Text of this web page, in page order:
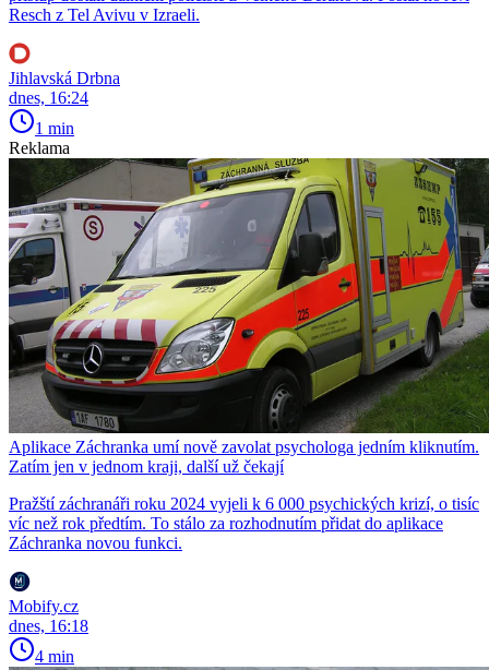
Resch z Tel Avivu v Izraeli.
Jihlavská Drbna
dnes, 16:24
1 min
Reklama
Aplikace Záchranka umí nově zavolat psychologa jedním kliknutím.
Zatím jen v jednom kraji, další už čekají
Pražští záchranáři roku 2024 vyjeli k 6 000 psychických krizí, o tisíc
víc než rok předtím. To stálo za rozhodnutím přidat do aplikace
Záchranka novou funkci.
Mobify.cz
dnes, 16:18
4 min